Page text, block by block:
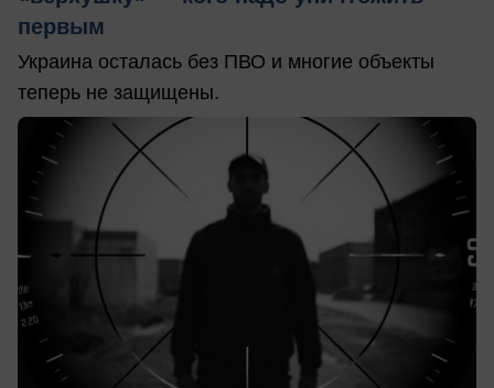
первым
Украина осталась без ПВО и многие объекты
теперь не защищены.